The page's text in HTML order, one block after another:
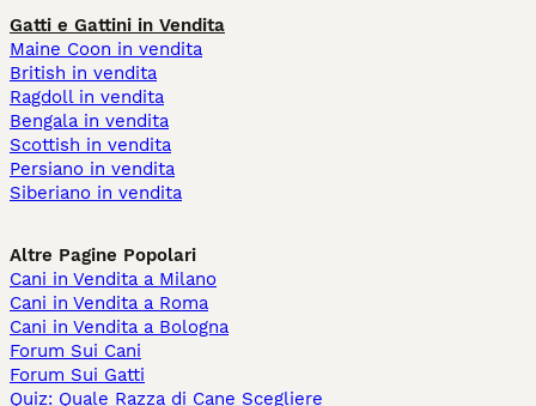
Gatti e Gattini in Vendita
Maine Coon in vendita
British in vendita
Ragdoll in vendita
Bengala in vendita
Scottish in vendita
Persiano in vendita
Siberiano in vendita
Altre Pagine Popolari
Cani in Vendita a Milano
Cani in Vendita a Roma
Cani in Vendita a Bologna
Forum Sui Cani
Forum Sui Gatti
Quiz: Quale Razza di Cane Scegliere